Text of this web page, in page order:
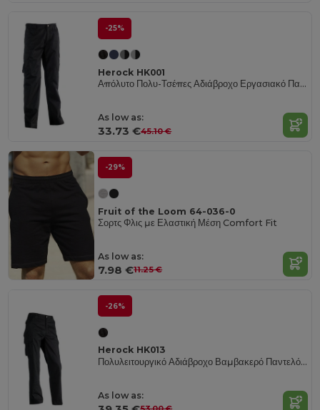
-25%
Herock HK001
Απόλυτο Πολυ-Τσέπες Αδιάβροχο Εργασιακό Παντελόνι
As low as:
33.73 €45.10 €
-29%
Fruit of the Loom 64-036-0
Σορτς Φλις με Ελαστική Μέση Comfort Fit
As low as:
7.98 €11.25 €
-26%
Herock HK013
Πολυλειτουργικό Αδιάβροχο Βαμβακερό Παντελόνι Cargo
As low as: